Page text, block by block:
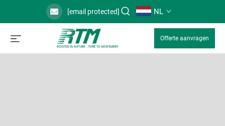
[email protected] NL
Offerte aanvragen